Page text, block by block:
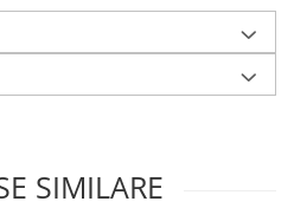
continutului
o valiza
pastratSIMILARE